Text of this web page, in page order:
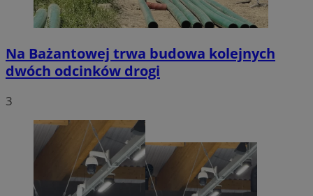
Na Bażantowej trwa budowa kolejnych
dwóch odcinków drogi
3